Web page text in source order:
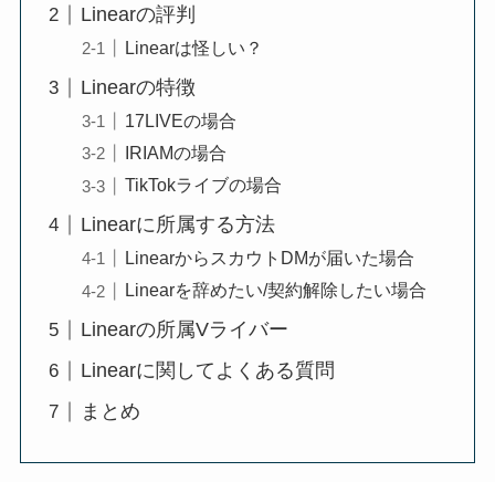
Linearの評判
Linearは怪しい？
Linearの特徴
17LIVEの場合
IRIAMの場合
TikTokライブの場合
Linearに所属する方法
LinearからスカウトDMが届いた場合
Linearを辞めたい/契約解除したい場合
Linearの所属Vライバー
Linearに関してよくある質問
まとめ